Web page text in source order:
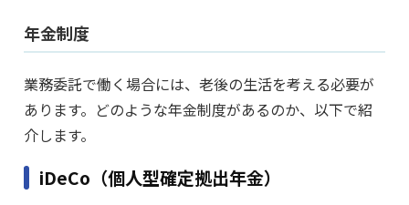
年金制度
業務委託で働く場合には、老後の生活を考える必要が
あります。どのような年金制度があるのか、以下で紹
介します。
iDeCo（個人型確定拠出年金）